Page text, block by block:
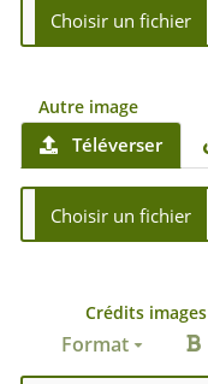
Autre image
Téléverser
Crédits images
Format